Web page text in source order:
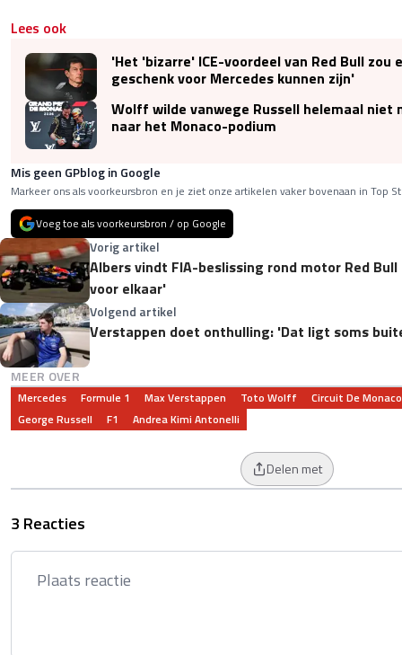
Lees ook
'Het 'bizarre' ICE-voordeel van Red Bull zou
geschenk voor Mercedes kunnen zijn'
Wolff wilde vanwege Russell helemaal niet
naar het Monaco-podium
Mis geen GPblog in Google
Markeer ons als voorkeursbron en je ziet onze artikelen vaker bovenaan in Top
Voeg toe als voorkeursbron / op Google
Vorig artikel
Albers vindt FIA-beslissing rond motor Red
voor elkaar'
Volgend artikel
Verstappen doet onthulling: 'Dat ligt soms
MEER OVER
Mercedes Formule 1 Max Verstappen Toto Wolff
Circuit De Monaco
George Russell
F1 Andrea Kimi Antonelli
Delen met
3 Reacties